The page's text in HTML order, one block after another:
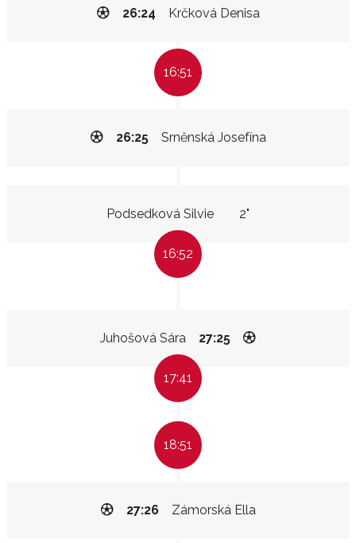
Krčková Denisa
26:24
16:51
Srněnská Josefína
26:25
Podsedková Silvie 2"
16:52
Juhošová Sára 27:25
17:41
18:51
Zámorská Ella
27:26